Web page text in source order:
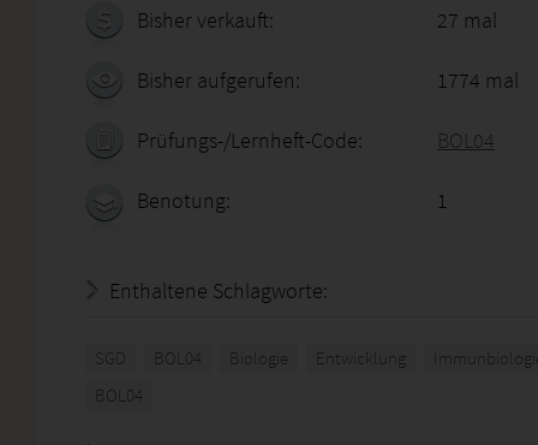
Bisher verkauft: 27 mal
Bisher aufgerufen: 1774 mal
Prüfungs-/Lernheft-Code: BOL04
Benotung: 1
Enthaltene Schlagworte:
SGD BOL04 Biologie Entwicklung
BOL04